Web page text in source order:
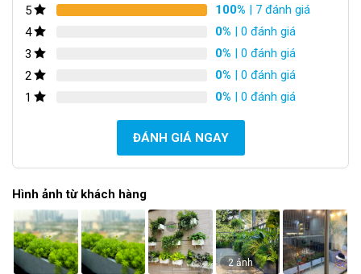
Chậu composite kẻ chỉ trắng
5 100% | 7 đánh giá
4
0% | 0 đánh giá
3
0% | 0 đánh giá
2
0% | 0 đánh giá
1
0% | 0 đánh giá
ĐÁNH GIÁ NGAY
Hình ảnh từ khách hàng
2 ảnh